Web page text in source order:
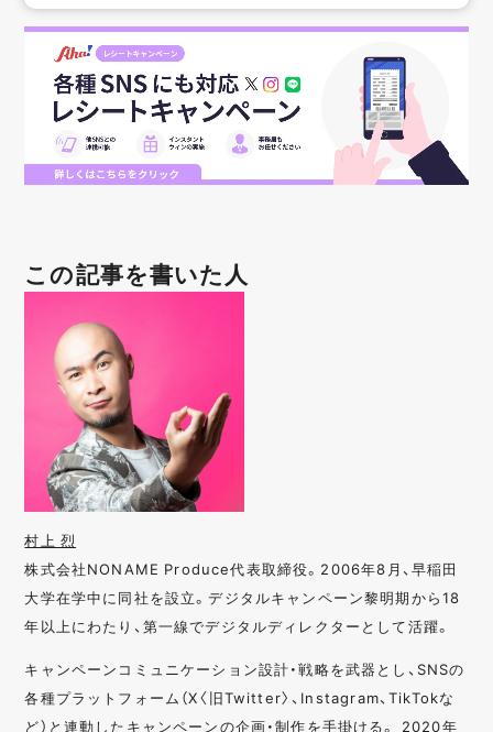
この記事を書いた人
村上 烈
株式会社NONAME Produce代表取締役。2006年8月、早稲田
大学在学中に同社を設立。デジタルキャンペーン黎明期から18
年以上にわたり、第一線でデジタルディレクターとして活躍。
キャンペーンコミュニケーション設計・戦略を武器とし、SNSの
各種プラットフォーム（X〈旧Twitter〉、Instagram、TikTokな
ど）と連動したキャンペーンの企画・制作を手掛ける。 2020年